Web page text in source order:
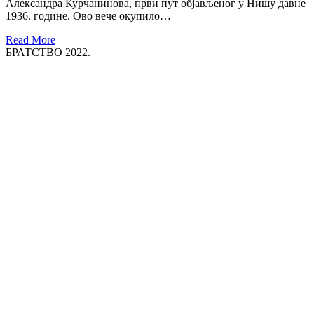
Александра Курчанинова, први пут објављеног у Нишу давне
1936. године. Ово вече окупило…
Read More
БРАТСТВО 2022.